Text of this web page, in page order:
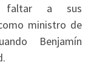
faltar a sus
ministro de
Benjamín